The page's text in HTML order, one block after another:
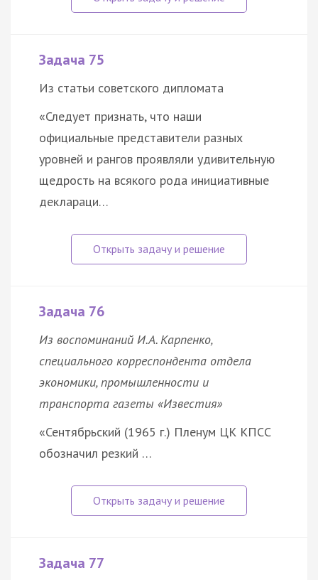
Задача 75
Из статьи советского дипломата
«Следует признать, что наши
официальные представители разных
уровней и рангов проявляли удивительную
щедрость на всякого рода инициативные
деклараци…
Задача 76
Из воспоминаний И.А. Карпенко,
специального корреспондента отдела
экономики, промышленности и
транспорта газеты «Известия»
«Сентябрьский (1965 г.) Пленум ЦК КПСС
обозначил резкий …
Задача 77